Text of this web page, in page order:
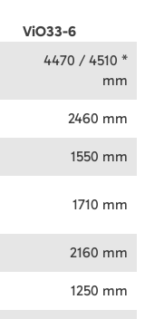
ViO33-6
4470 / 4510 *
mm
2460 mm
1550 mm
1710 mm
2160 mm
1250 mm